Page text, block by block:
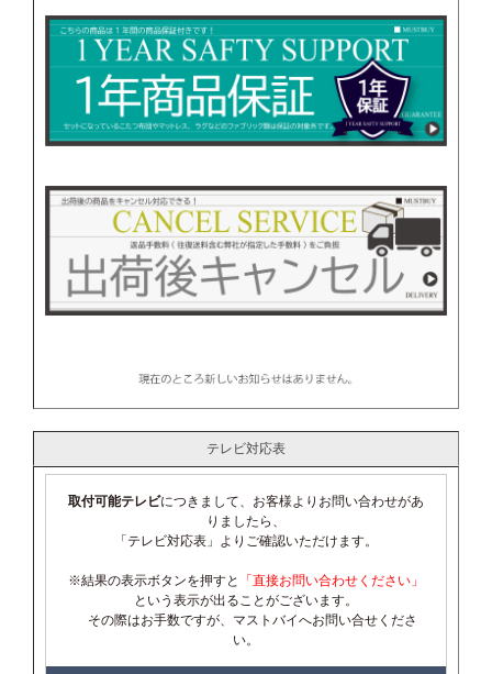
テレビ対応表
取付可能テレビにつきまして、お客様よりお問い合わせがあ
りましたら、
「テレビ対応表」よりご確認いただけます。
※結果の表示ボタンを押すと
「直接お問い合わせください」
という表示が出ることがございます。
その際はお手数ですが、マストバイへお問い合せくださ
い。